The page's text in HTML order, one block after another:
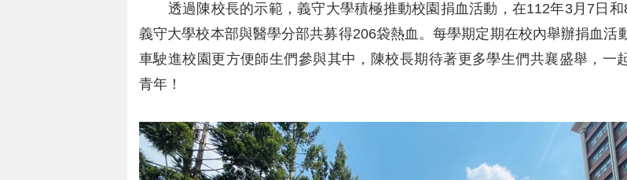
透過陳校長的示範，義守大學積極推動校園捐血活動，在112年3月7日和
義守大學校本部與醫學分部共募得206袋熱血。每學期定期在校內舉辦捐血活
車駛進校園更方便師生們參與其中，陳校長期待著更多學生們共襄盛舉，一
青年！